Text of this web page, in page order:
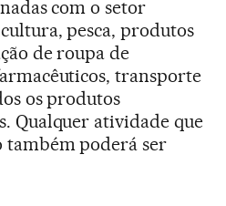
com o setor
pesca, produtos
de roupa de
transporte
os produtos
Qualquer atividade que
poderá ser